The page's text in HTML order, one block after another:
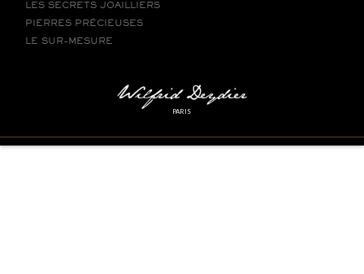
LES SECRETS JOAILLIERS
PIERRES PRÉCIEUSES
LE SUR-MESURE
PARIS